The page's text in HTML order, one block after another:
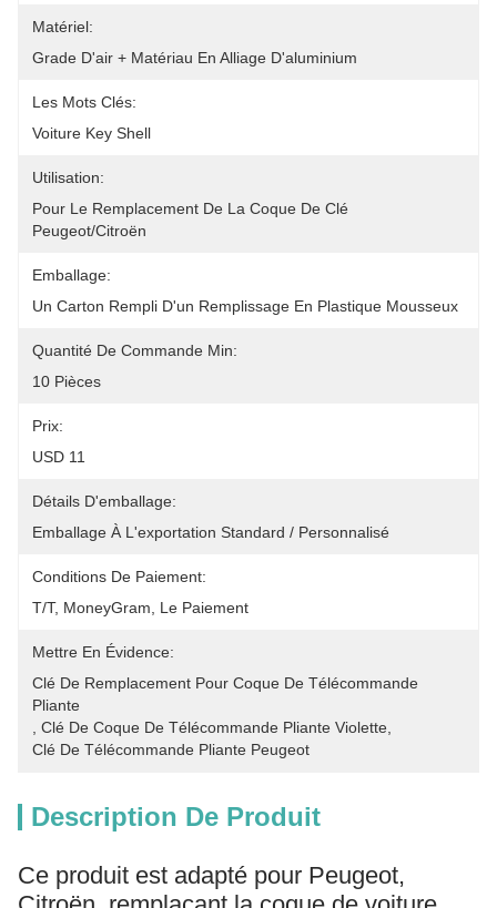
Matériel:
Grade D'air + Matériau En Alliage D'aluminium
Les Mots Clés:
Voiture Key Shell
Utilisation:
Pour Le Remplacement De La Coque De Clé
Peugeot/Citroën
Emballage:
Un Carton Rempli D'un Remplissage En Plastique Mousseux
Quantité De Commande Min:
10 Pièces
Prix:
USD 11
Détails D'emballage:
Emballage À L'exportation Standard / Personnalisé
Conditions De Paiement:
T/T, MoneyGram, Le Paiement
Mettre En Évidence:
Clé De Remplacement Pour Coque De Télécommande
Pliante
Clé De Coque De Télécommande Pliante Violette
Clé De Télécommande Pliante Peugeot
Description De Produit
Ce produit est adapté pour Peugeot,